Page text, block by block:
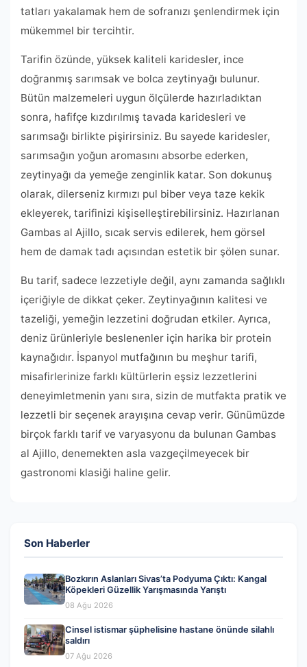
tatları yakalamak hem de sofranızı şenlendirmek için
mükemmel bir tercihtir.
Tarifin özünde, yüksek kaliteli karidesler, ince
doğranmış sarımsak ve bolca zeytinyağı bulunur.
Bütün malzemeleri uygun ölçülerde hazırladıktan
sonra, hafifçe kızdırılmış tavada karidesleri ve
sarımsağı birlikte pişirirsiniz. Bu sayede karidesler,
sarımsağın yoğun aromasını absorbe ederken,
zeytinyağı da yemeğe zenginlik katar. Son dokunuş
olarak, dilerseniz kırmızı pul biber veya taze kekik
ekleyerek, tarifinizi kişiselleştirebilirsiniz. Hazırlanan
Gambas al Ajillo, sıcak servis edilerek, hem görsel
hem de damak tadı açısından estetik bir şölen sunar.
Bu tarif, sadece lezzetiyle değil, aynı zamanda sağlıklı
içeriğiyle de dikkat çeker. Zeytinyağının kalitesi ve
tazeliği, yemeğin lezzetini doğrudan etkiler. Ayrıca,
deniz ürünleriyle beslenenler için harika bir protein
kaynağıdır. İspanyol mutfağının bu meşhur tarifi,
misafirlerinize farklı kültürlerin eşsiz lezzetlerini
deneyimletmenin yanı sıra, sizin de mutfakta pratik ve
lezzetli bir seçenek arayışına cevap verir. Günümüzde
birçok farklı tarif ve varyasyonu da bulunan Gambas
al Ajillo, denemekten asla vazgeçilmeyecek bir
gastronomi klasiği haline gelir.
Son Haberler
Bozkırın Aslanları Sivas’ta Podyuma Çıktı: Kangal
Köpekleri Güzellik Yarışmasında Yarıştı
08 Ağu 2026
Cinsel istismar şüphelisine hastane önünde silahlı
saldırı
07 Ağu 2026